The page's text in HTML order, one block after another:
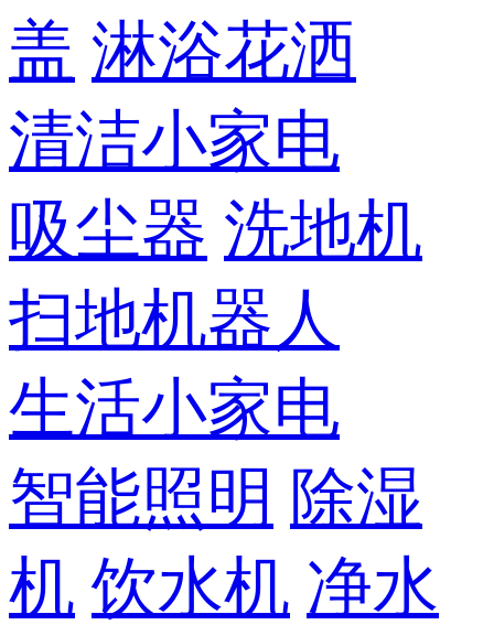
盖 淋浴花洒
清洁小家电
吸尘器 洗地机
扫地机器人
生活小家电
智能照明 除湿
机 饮水机 净水